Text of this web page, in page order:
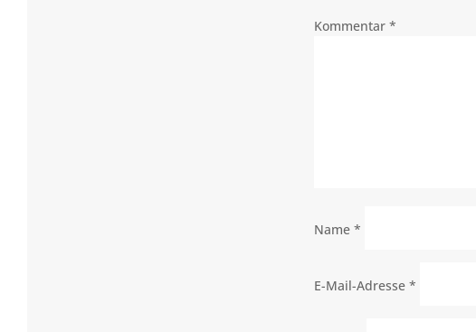
Kommentar *
Name *
E-Mail-Adresse *